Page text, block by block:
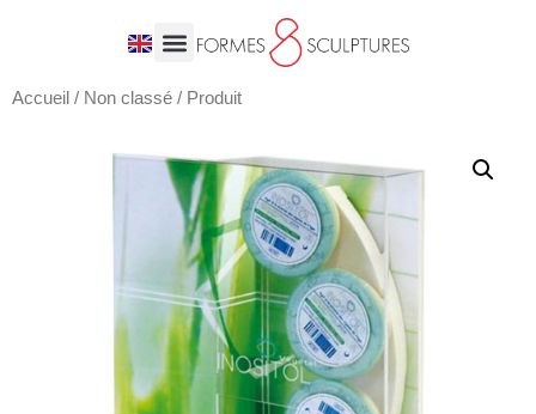
Accueil / Non classé / Produit